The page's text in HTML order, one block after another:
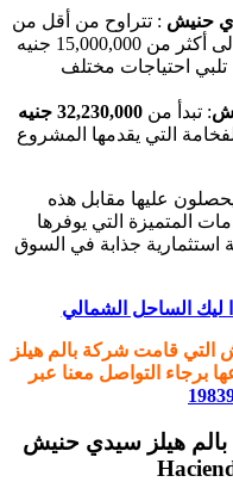
حنيش : تتراوح من أقل من
وتصل إلى أكثر من 15,000,000 جنيه
احتياجات مختلف
: تبدأ من
32,230,000 جنيه
التي يقدمها المشروع
يحصلون عليها مقابل هذه
المتميزة التي يوفرها
جذابة في السوق
التي قامت شركة بالم هيلز
برجاء التواصل معنا عبر
بالم هيلز سيدي حنيش